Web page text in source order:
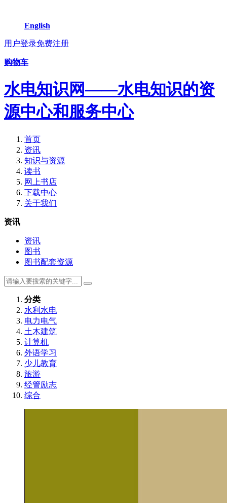
English
用户登录免费注册
购物车
水电知识网——水电知识的资
源中心和服务中心
首页
资讯
知识与资源
读书
网上书店
下载中心
关于我们
资讯
资讯
图书
图书配套资源
分类
水利水电
电力电气
土木建筑
计算机
外语学习
少儿教育
旅游
经管励志
综合